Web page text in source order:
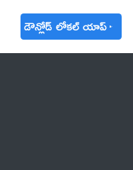
డౌన్లోడ్ లోకల్ యాప్